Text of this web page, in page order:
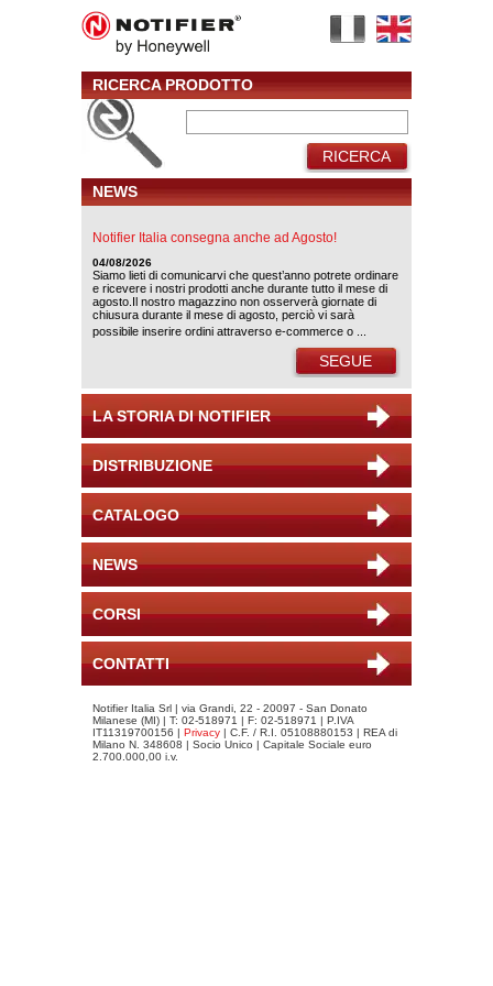
RICERCA PRODOTTO
RICERCA
NEWS
Notifier Italia consegna anche ad Agosto!
04/08/2026
Siamo lieti di comunicarvi che quest’anno potrete ordinare
e ricevere i nostri prodotti anche durante tutto il mese di
agosto.Il nostro magazzino non osserverà giornate di
chiusura durante il mese di agosto, perciò vi sarà
possibile inserire ordini attraverso e-commerce o ...
SEGUE
LA STORIA DI NOTIFIER
DISTRIBUZIONE
CATALOGO
NEWS
CORSI
CONTATTI
Notifier Italia Srl | via Grandi, 22 - 20097 - San Donato
Milanese (MI) | T: 02-518971 | F: 02-518971 | P.IVA
IT11319700156 | Privacy | C.F. / R.I. 05108880153 | REA di
Milano N. 348608 | Socio Unico | Capitale Sociale euro
2.700.000,00 i.v.